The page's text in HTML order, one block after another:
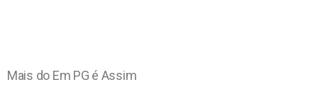
Mais do Em PG é Assim